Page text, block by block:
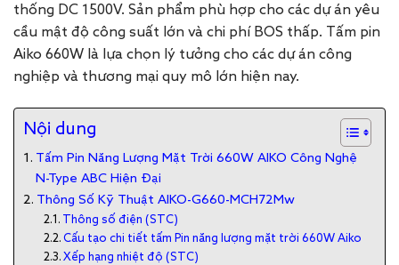
thống DC 1500V. Sản phẩm phù hợp cho các dự án yêu
cầu mật độ công suất lớn và chi phí BOS thấp. Tấm pin
Aiko 660W là lựa chọn lý tưởng cho các dự án công
nghiệp và thương mại quy mô lớn hiện nay.
Nội dung
Tấm Pin Năng Lượng Mặt Trời 660W AIKO Công Nghệ
N-Type ABC Hiện Đại
Thông Số Kỹ Thuật AIKO-G660-MCH72Mw
Thông số điện (STC)
Cấu tạo chi tiết tấm Pin năng lượng mặt trời 660W Aiko
Xếp hạng nhiệt độ (STC)